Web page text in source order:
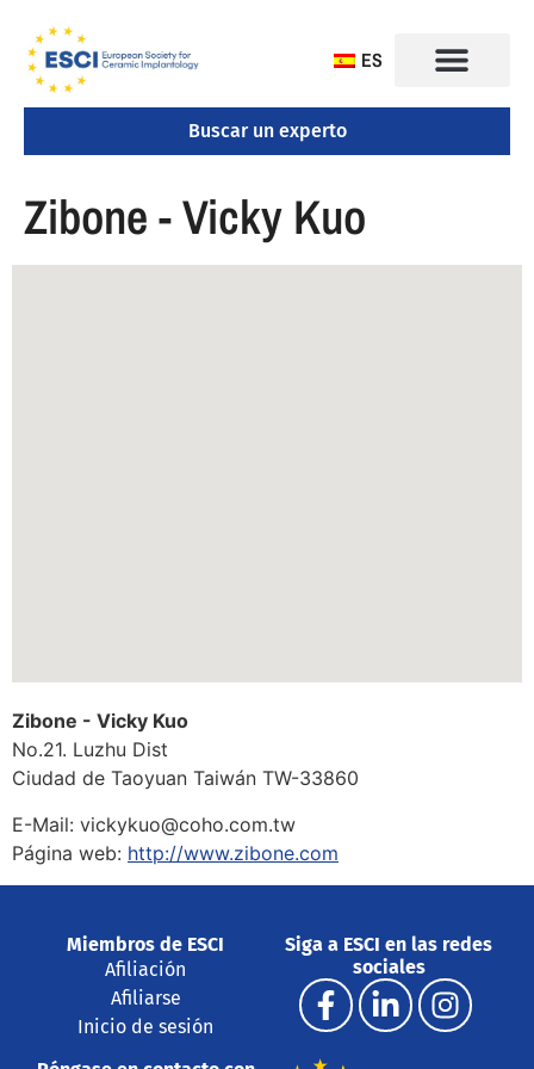
ES
Buscar un experto
Zibone - Vicky Kuo
Zibone - Vicky Kuo
No.21. Luzhu Dist
Ciudad de Taoyuan Taiwán TW-33860
E-Mail: vickykuo@coho.com.tw
Página web: http://www.zibone.com
Miembros de ESCI
Afiliación
Afiliarse
Inicio de sesión
Siga a ESCI en las redes
sociales